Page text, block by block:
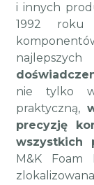
i innych
1992 roku
nie tylko
praktyczną,
precyzję
wszystkich
M&K Foam